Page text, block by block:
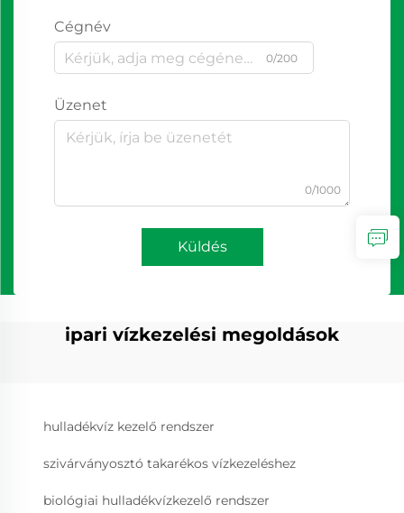
Cégnév
0/200
Üzenet
0/1000
Küldés
ipari vízkezelési megoldások
hulladékvíz kezelő rendszer
szivárványosztó takarékos vízkezeléshez
biológiai hulladékvízkezelő rendszer